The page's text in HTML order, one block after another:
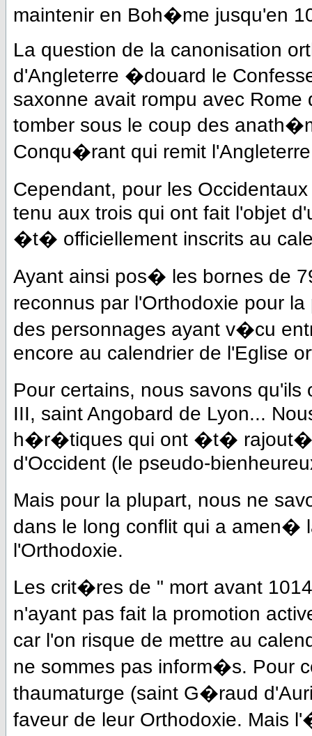
maintenir en Boh�me jusqu'en
La question de la canonisation
d'Angleterre �douard le
saxonne avait rompu avec
tomber sous le coup des
Conqu�rant qui remit
Cependant, pour les
tenu aux trois qui ont fait l'objet
�t� officiellement inscrits au
Ayant ainsi pos� les bornes de
reconnus par l'Orthodoxie pour
des personnages ayant v�cu
encore au calendrier de l'Eglise
Pour certains, nous savons
III, saint Angobard de Lyon...
h�r�tiques qui ont �t�
d'Occident (le pseudo-
Mais pour la plupart, nous ne
dans le long conflit qui a amen�
l'Orthodoxie.
Les crit�res de " mort avant
n'ayant pas fait la promotion
car l'on risque de mettre au
ne sommes pas inform�s. Pour
thaumaturge (saint G�raud
faveur de leur Orthodoxie. Mais